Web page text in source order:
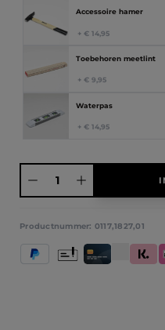
Accessoire hamer
+ € 14,95
Toebehoren meetlint
+ € 9,95
Waterpas
+ € 14,95
Productnummer: 0117,1827,01
PayPal Creditcard /
Vooruitbetaling